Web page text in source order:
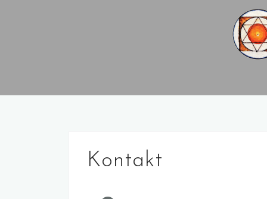
Kontakt